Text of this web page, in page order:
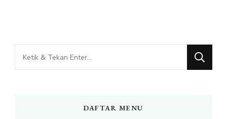
Mencari
Sesuatu?
DAFTAR MENU